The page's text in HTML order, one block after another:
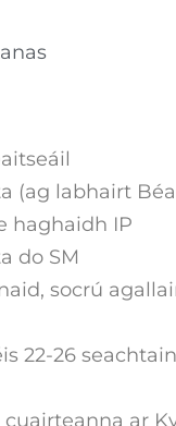
(ag labhairt
haghaidh IP
do SM
socrú
22-26
ar